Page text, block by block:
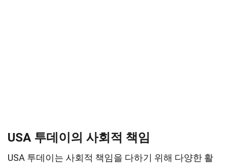
USA 투데이의 사회적 책임
USA 투데이는 사회적 책임을 다하기 위해 다양한 활